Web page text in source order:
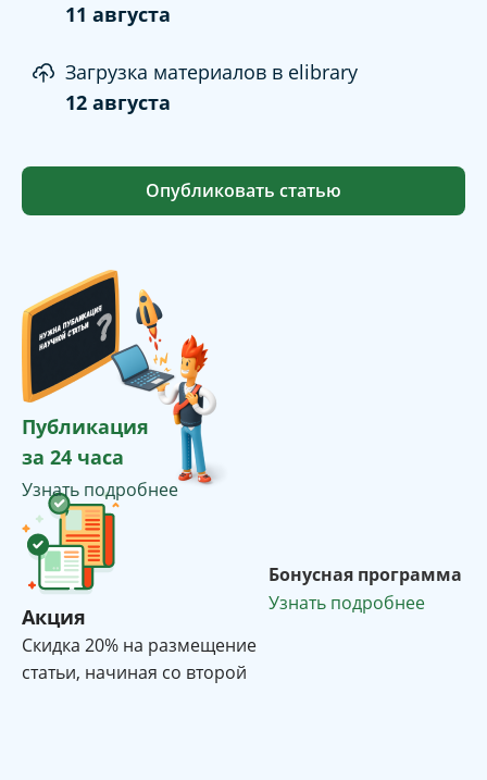
11 августа
Загрузка материалов в elibrary
12 августа
Опубликовать статью
Публикация
за 24 часа
Узнать подробнее
Акция
Cкидка 20% на размещение
статьи, начиная со второй
Бонусная программа
Узнать подробнее